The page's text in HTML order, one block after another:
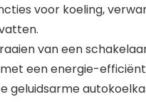
voor koeling,
van een
een energie-
geluidsarme